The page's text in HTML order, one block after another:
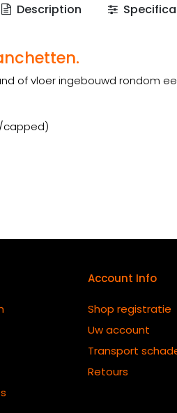
Description
of vloer ingebouwd rondom
capped)
Account Info
Shop registratie
Uw account
Transport
Retours